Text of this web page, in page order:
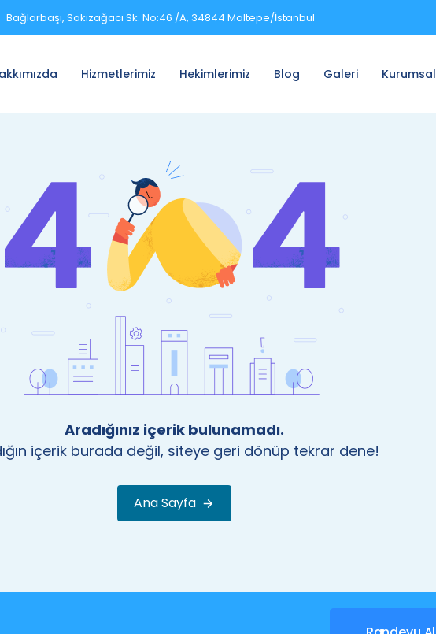
Bağlarbaşı, Sakızağacı Sk. No:46 /A, 34844 Maltepe/İstanbul
Hizmetlerimiz Hekimlerimiz Blog Galeri Kurumsal
Aradığınız içerik bulunamadı.
içerik burada değil, siteye geri dönüp tekrar dene!
Ana Sayfa